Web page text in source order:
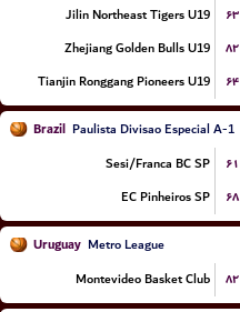
Jilin Northeast Tigers U19
۶۳
Zhejiang Golden Bulls U19
۸۲
Tianjin Ronggang Pioneers U19
۶۴
Brazil Paulista Divisao Especial A-1
Sesi/Franca BC SP
۶۱
EC Pinheiros SP
۶۸
Uruguay Metro League
Montevideo Basket Club
۸۲